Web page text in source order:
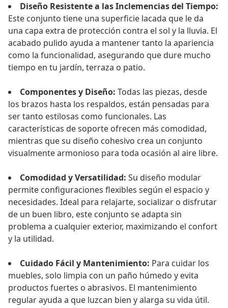
Diseño Resistente a las Inclemencias del Tiempo:
Este conjunto tiene una superficie lacada que le da
una capa extra de protección contra el sol y la lluvia. El
acabado pulido ayuda a mantener tanto la apariencia
como la funcionalidad, asegurando que dure mucho
tiempo en tu jardín, terraza o patio.
Componentes y Diseño: Todas las piezas, desde
los brazos hasta los respaldos, están pensadas para
ser tanto estilosas como funcionales. Las
características de soporte ofrecen más comodidad,
mientras que su diseño cohesivo crea un conjunto
visualmente armonioso para toda ocasión al aire libre.
Comodidad y Versatilidad: Su diseño modular
permite configuraciones flexibles según el espacio y
necesidades. Ideal para relajarte, socializar o disfrutar
de un buen libro, este conjunto se adapta sin
problema a cualquier exterior, maximizando el confort
y la utilidad.
Cuidado Fácil y Mantenimiento: Para cuidar los
muebles, solo limpia con un paño húmedo y evita
productos fuertes o abrasivos. El mantenimiento
regular ayuda a que luzcan bien y alarga su vida útil.